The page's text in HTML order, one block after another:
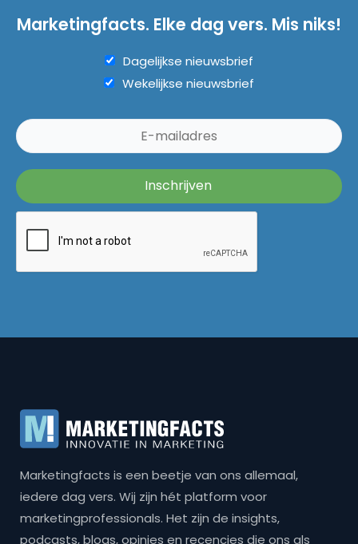
Marketingfacts. Elke dag vers. Mis niks!
Dagelijkse nieuwsbrief
Wekelijkse nieuwsbrief
Marketingfacts is een beetje van ons allemaal,
iedere dag vers. Wij zijn hét platform voor
marketingprofessionals. Het zijn de insights,
podcasts, blogs, opinies en recencies die ons als